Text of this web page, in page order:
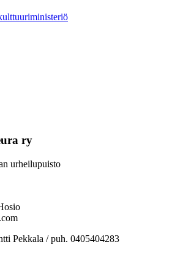
ry
urheilupuisto
Pekkala / puh. 0405404283